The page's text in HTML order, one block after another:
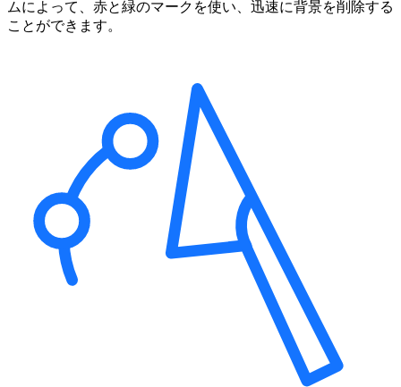
ムによって、赤と緑のマークを使い、迅速に背景を削除する
ことができます。